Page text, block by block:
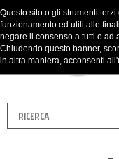
Questo sito o gli strumenti
funzionamento ed utili alle
negare il consenso a tutti o ad
Chiudendo questo banner,
in altra maniera, acconsenti